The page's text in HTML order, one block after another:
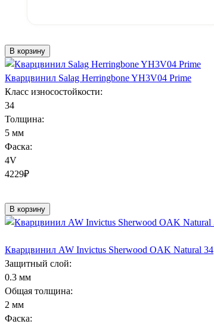
В корзину
Кварцвинил Salag Herringbone YH3V04 Prime
Класс износостойкости:
34
Толщина:
5 мм
Фаска:
4V
4229₽
В корзину
Кварцвинил AW Invictus Sherwood OAK Natural 34
Защитный слой:
0.3 мм
Общая толщина:
2 мм
Фаска: